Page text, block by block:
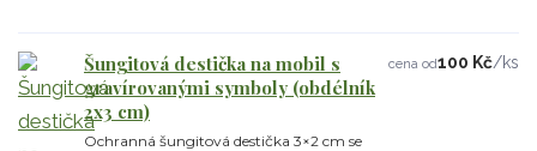
Šungitová destička na mobil s
gravírovanými symboly (obdélník
2x3 cm)
Ochranná šungitová destička 3×2 cm se
cena od100 Kč/ks